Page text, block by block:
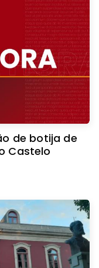
de botija de
Castelo